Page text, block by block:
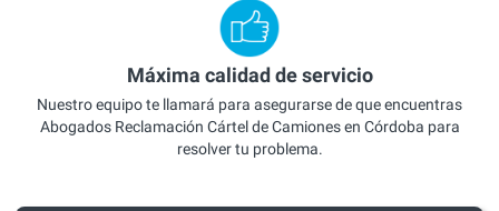
Máxima calidad de servicio
Nuestro equipo te llamará para asegurarse de que encuentras
Abogados Reclamación Cártel de Camiones en Córdoba para
resolver tu problema.